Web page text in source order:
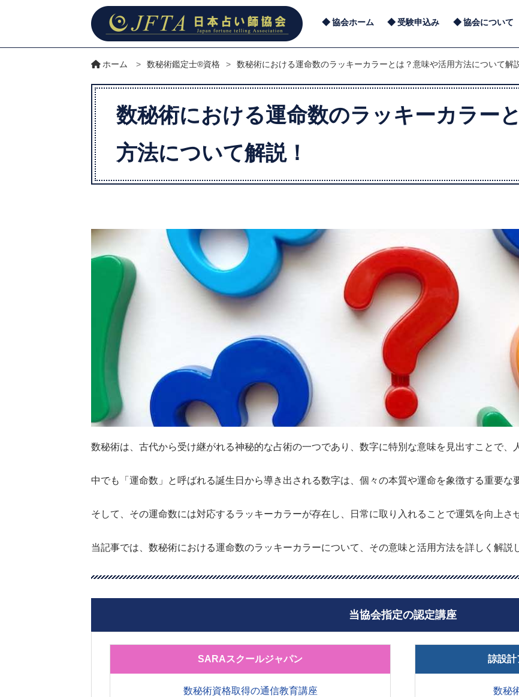
協会ホーム 受験申込み 協会について
ホーム > 数秘術鑑定士®資格 > 数秘術における運命数のラッキーカラーとは？意味や活用方法について解
数秘術における運命数のラッキーカラー
方法について解説！
数秘術は、古代から受け継がれる神秘的な占術の一つであり、数字に特別な意味を見出すことで、
中でも「運命数」と呼ばれる誕生日から導き出される数字は、個々の本質や運命を象徴する重要な
そして、その運命数には対応するラッキーカラーが存在し、日常に取り入れることで運気を向上さ
当記事では、数秘術における運命数のラッキーカラーについて、その意味と活用方法を詳しく解説
当協会指定の認定講座
SARAスクールジャパン
数秘術資格取得の通信教育講座
諒設計
数秘